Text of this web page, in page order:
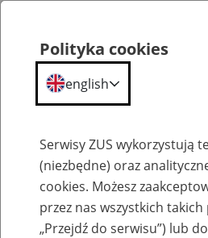
Szkolenia
Polityka cookies
english
Serwisy ZUS wykorzystują
(niezbędne) oraz
cookies. Możesz
przez nas wszystkich
„Przejdź do serwisu”) lub